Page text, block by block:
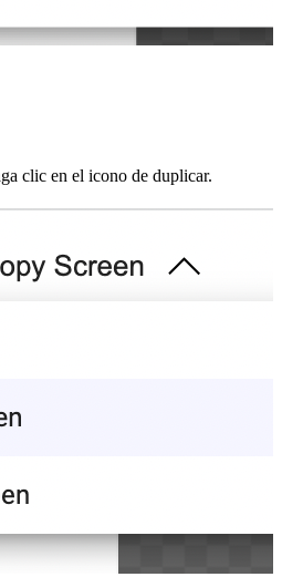
clic en el icono de duplicar.